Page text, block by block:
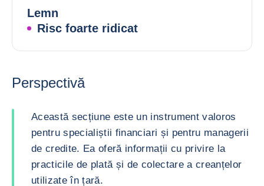
Lemn
Risc foarte ridicat
Perspectivă
Această secțiune este un instrument valoros
pentru specialiștii financiari și pentru managerii
de credite. Ea oferă informații cu privire la
practicile de plată și de colectare a creanțelor
utilizate în țară.